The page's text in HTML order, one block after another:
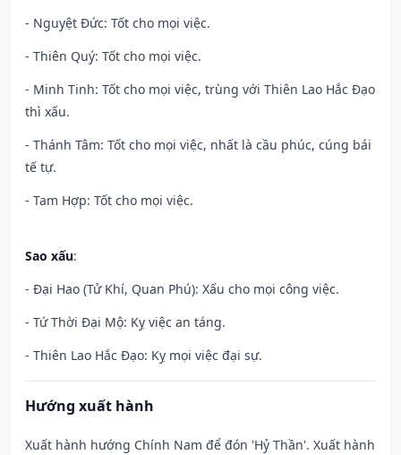
- Nguyệt Đức: Tốt cho mọi việc.
- Thiên Quý: Tốt cho mọi việc.
- Minh Tinh: Tốt cho mọi việc, trùng với Thiên Lao Hắc Đạo
thì xấu.
- Thánh Tâm: Tốt cho mọi việc, nhất là cầu phúc, cúng bái
tế tự.
- Tam Hợp: Tốt cho mọi việc.
Sao xấu:
- Đại Hao (Tử Khí, Quan Phú): Xấu cho mọi công việc.
- Tứ Thời Đại Mộ: Kỵ việc an táng.
- Thiên Lao Hắc Đạo: Kỵ mọi việc đại sự.
Hướng xuất hành
Xuất hành hướng Chính Nam để đón 'Hỷ Thần'. Xuất hành